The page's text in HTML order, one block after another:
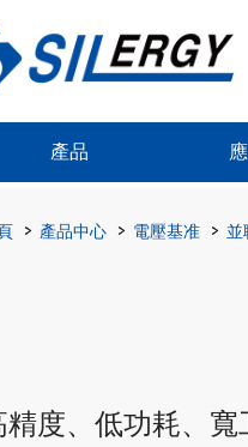
產品
產品中心 電壓基准 並
精度、低功耗、